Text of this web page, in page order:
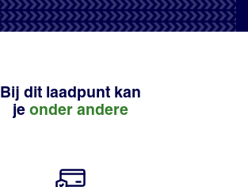
Bij dit laadpunt kan
je onder andere